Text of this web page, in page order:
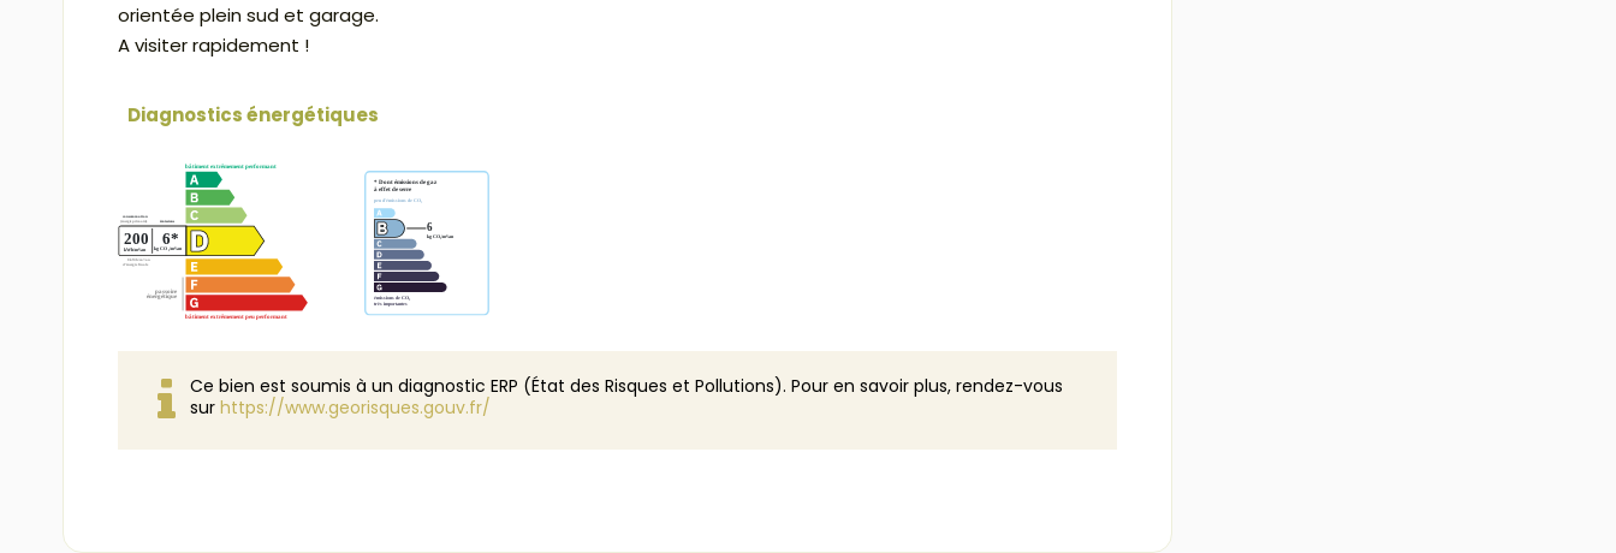
orientée plein sud et garage.
A visiter rapidement !
Diagnostics énergétiques
Ce bien est soumis à un diagnostic ERP (État des Risques et Pollutions). Pour en savoir plus, rendez-vous
sur https://www.georisques.gouv.fr/